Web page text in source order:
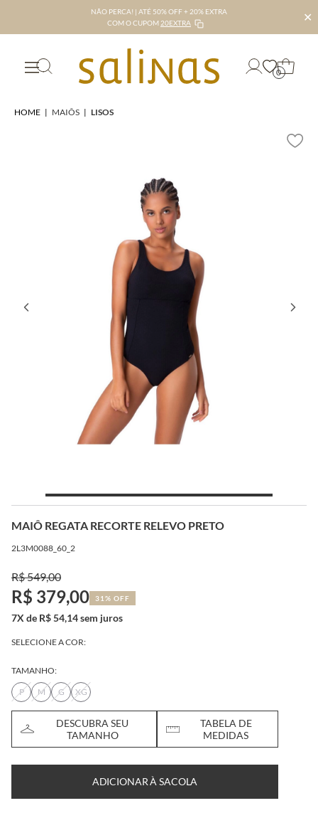
NÃO PERCA! | ATÉ 50% OFF + 20% EXTRA
COM O CUPOM 20EXTRA ✕
0
HOME | MAIÔS | LISOS
MAIÔ REGATA RECORTE RELEVO PRETO
2L3M0088_60_2
R$ 549,00
R$ 379,00 31% OFF
7X de R$ 54,14 sem juros
SELECIONE A COR:
TAMANHO:
P
M G XG
DESCUBRA SEU
TAMANHO
TABELA DE
MEDIDAS
ADICIONAR À SACOLA